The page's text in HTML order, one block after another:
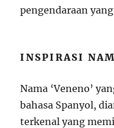
pengendaraan
INSPIRASI
Nama ‘Veneno’
bahasa Spanyol,
terkenal yang